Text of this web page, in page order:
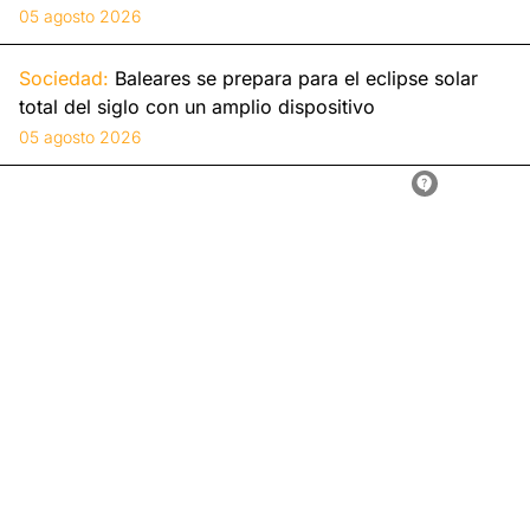
05 agosto 2026
Sociedad: Baleares se prepara para el eclipse solar
total del siglo con un amplio dispositivo
05 agosto 2026